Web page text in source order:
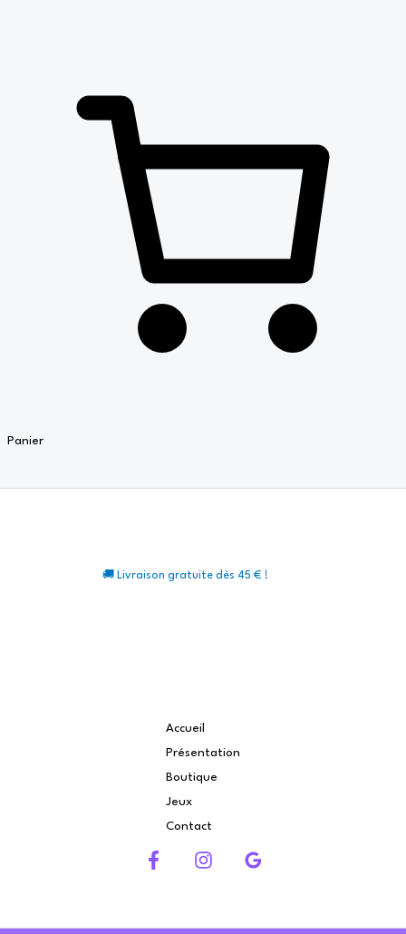
Panier
🚚 Livraison gratuite dès 45 € !
Accueil
Présentation
Boutique
Jeux
Contact